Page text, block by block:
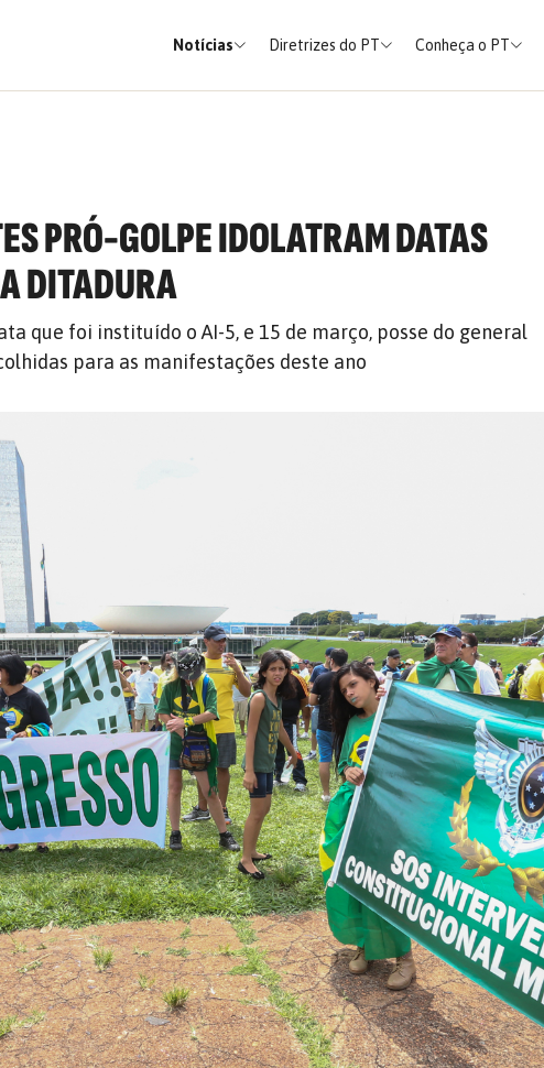
Notícias Diretrizes do PT Conheça o PT
PRÓ-GOLPE IDOLATRAM DATAS
DITADURA
que foi instituído o AI-5, e 15 de março, posse do general
para as manifestações deste ano